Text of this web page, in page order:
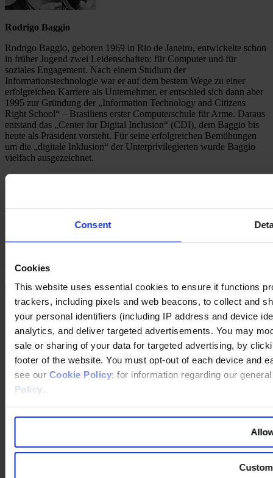
Consent
Cookies
This website uses essential cookies to ensure it functions
trackers, including pixels and web beacons, to collect and
your personal identifiers (including IP address and device
analytics, and deliver targeted advertisements. You may
sale or sharing of your data for targeted advertising, by
footer of the website. You must opt-out of each device and
see our Cookie Policy; for information regarding our
Policy.
Rodrigo Baggio
Rodrigo Baggio, geboren 1969 in Rio de Janeiro, entwickelte schon
in früher Jugend zwei Leidenschaften: für Computer und für
soziales Engagement. Nach einem Studium der
Informationstechnologie war er auf dem bestem Wege zu einer
erfolgreichen Karriere als Unternehmer, er entschied sich dann aber
1995 zur Gründung der „Information Technology and Citizens
Right School“ – Brasiliens erster Computerschule für Arme. Daraus
entstand das „Center for Digital Inclusion“ (CDI), dem Baggio bis
heute als Präsident vorsteht. Für seine erfolgreichen Bemühungen
um die „digitale Inklusion“ der Unterprivilegierten wurde Baggio
vielfach ausgezeichnet.
FOTOS: RJW/GETTY IMAGES / CDI / NADINE RUPP/GETTY
Themengebiete in diesem Artikel
Teilen
Copyright©
2026 Egon Zehnder.
All rights reserved.
Berater:innen
Standorte
Karriere
Join Us
Über uns
Newsroom